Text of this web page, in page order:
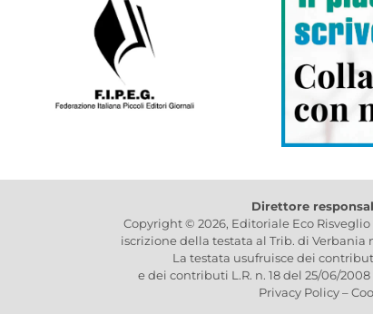
Direttore
Copyright © 2026, Editoriale Eco
iscrizione della testata al Trib. di Verbania
La testata usufruisce dei
e dei contributi L.R. n. 18 del 25/06/
Privacy Policy–